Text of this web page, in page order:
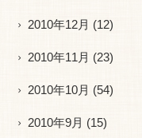
2010年12月 (12)
2010年11月 (23)
2010年10月 (54)
2010年9月 (15)